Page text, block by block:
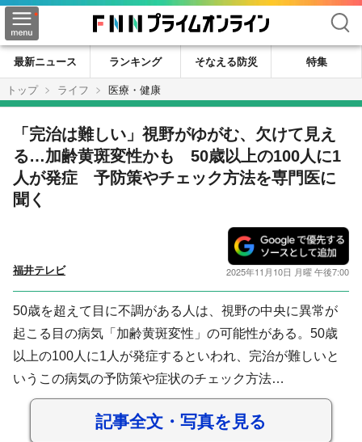
検索
最新ニュース ランキング そなえる防災
特集
トップ
ライフ 医療・健康
「完治は難しい」視野がゆがむ、欠けて見え
る…加齢黄斑変性かも 50歳以上の100人に1
人が発症 予防策やチェック方法を専門医に
聞く
福井テレビ 2025年11月10日 月曜 午後7:00
50歳を超えて目に不調がある人は、視野の中央に異常が
起こる目の病気「加齢黄斑変性」の可能性がある。50歳
以上の100人に1人が発症するといわれ、完治が難しいと
いうこの病気の予防策や症状のチェック方法…
記事全文・写真を見る